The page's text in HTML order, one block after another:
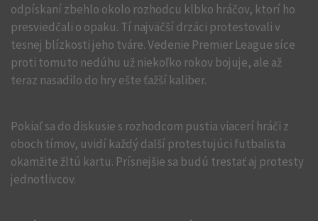
odpískaní zbehlo okolo rozhodcu klbko hráčov, ktorí ho
presviedčali o opaku. Tí najväčší drzáci protestovali v
tesnej blízkosti jeho tváre. Vedenie Premier League síce
proti tomuto nedúhu už niekoľko rokov bojuje, ale až
teraz nasadilo do hry ešte ťažší kaliber.
Pokiaľ sa do diskusie s rozhodcom pustia viacerí hráči z
oboch tímov, uvidí každý další protestujúci futbalista
okamžite žltú kartu. Prísnejšie sa budú trestať aj protesty
jednotlivcov.